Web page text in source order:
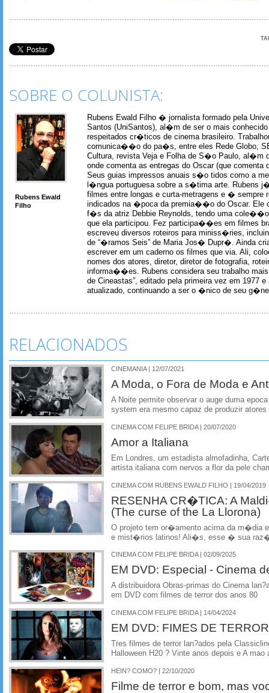
SOBRE O COLUNISTA:
Rubens Ewald
Filho
Rubens Ewald Filho � jornalista formado pela
Santos (UniSantos), al�m de ser o mais
respeitados cr�ticos de cinema brasileiro.
comunica��o do pa�s, entre eles Rede Globo,
Cultura, revista Veja e Folha de S�o Paulo, al�m
onde comenta as entregas do Oscar (que comenta
Seus guias impressos anuais s�o tidos como a
l�ngua portuguesa sobre a s�tima arte. Rubens
filmes entre longas e curta-metragens e � sempre
indicados na �poca da premia��o do Oscar. Ele
f�s da atriz Debbie Reynolds, tendo uma
que ela participou. Fez participa��es em filmes
escreveu diversos roteiros para miniss�ries,
de “�ramos Seis” de Maria Jos� Dupr�. Ainda
escrever em um caderno os filmes que via. Ali,
nomes dos atores, diretor, diretor de fotografia,
informa��es. Rubens considera seu trabalho
de Cineastas”, editado pela primeira vez em 1977 e
atualizado, continuando a ser o �nico de seu
RELACIONADOS
CINEMANIA | 12/07/2021
A Moda, o Fora de Moda e
A Noite permite observar o auge duma
system era mesmo capaz de produzir atores
CINEMA COM FELIPE BRIDA | 20/07/2020
Amor a Italiana
Em Londres, um estadista almofadinha,
artista italiana com nervos a flor da pele
CINEMA COM RUBENS EWALD FILHO | 19/04/2019
RESENHA CR�TICA: A
(The curse of the La Llorona)
O projeto tem or�amento acima da m�dia
e mist�rios latinos! Ali�s, esse � sua
CINEMA COM FELIPE BRIDA | 02/09/2025
EM DVD: Especial - Cinema
A distribuidora Obras-primas do Cinema
em DVD com filmes de terror dos anos 80
CINEMA COM FELIPE BRIDA | 14/04/2024
EM DVD: FIMES DE TERROR
Tres filmes de terror lan?ados pela
Halloween H20 ? Vinte anos depois e A mao
HEIN? COMO? | 22/10/2020
Filme de terror e bom, mas